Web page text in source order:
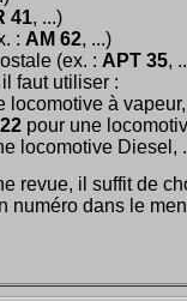
41, ...)
: AM 62, ...)
(ex. : APT 35,
faut utiliser :
locomotive à
pour une
locomotive Diesel,
revue, il suffit de
numéro dans le